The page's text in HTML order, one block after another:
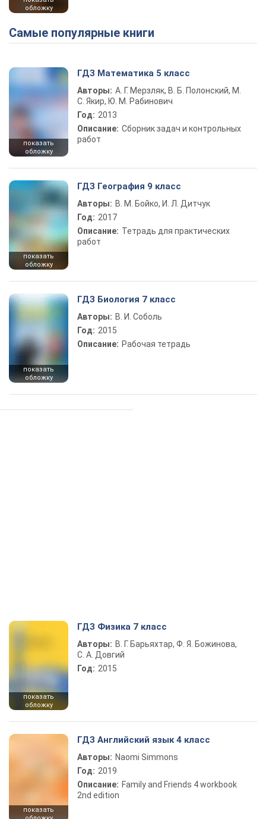
обложку
Самые популярные книги
показать
обложку
ГДЗ Математика 5 класс
Авторы: А. Г. Мерзляк, В. Б. Полонский, М.
С. Якир, Ю. М. Рабинович
Год: 2013
Описание: Сборник задач и контрольных
работ
показать
обложку
ГДЗ География 9 класс
Авторы: В. М. Бойко, И. Л. Дитчук
Год: 2017
Описание: Тетрадь для практических
работ
показать
обложку
ГДЗ Биология 7 класс
Авторы: В. И. Соболь
Год: 2015
Описание: Рабочая тетрадь
показать
обложку
ГДЗ Физика 7 класс
Авторы: В. Г. Барьяхтар, Ф. Я. Божинова,
С. А. Довгий
Год: 2015
показать
ГДЗ Английский язык 4 класс
Авторы: Naomi Simmons
Год: 2019
Описание: Family and Friends 4 workbook
2nd edition